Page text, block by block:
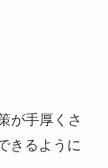
が手厚くさ
きるように